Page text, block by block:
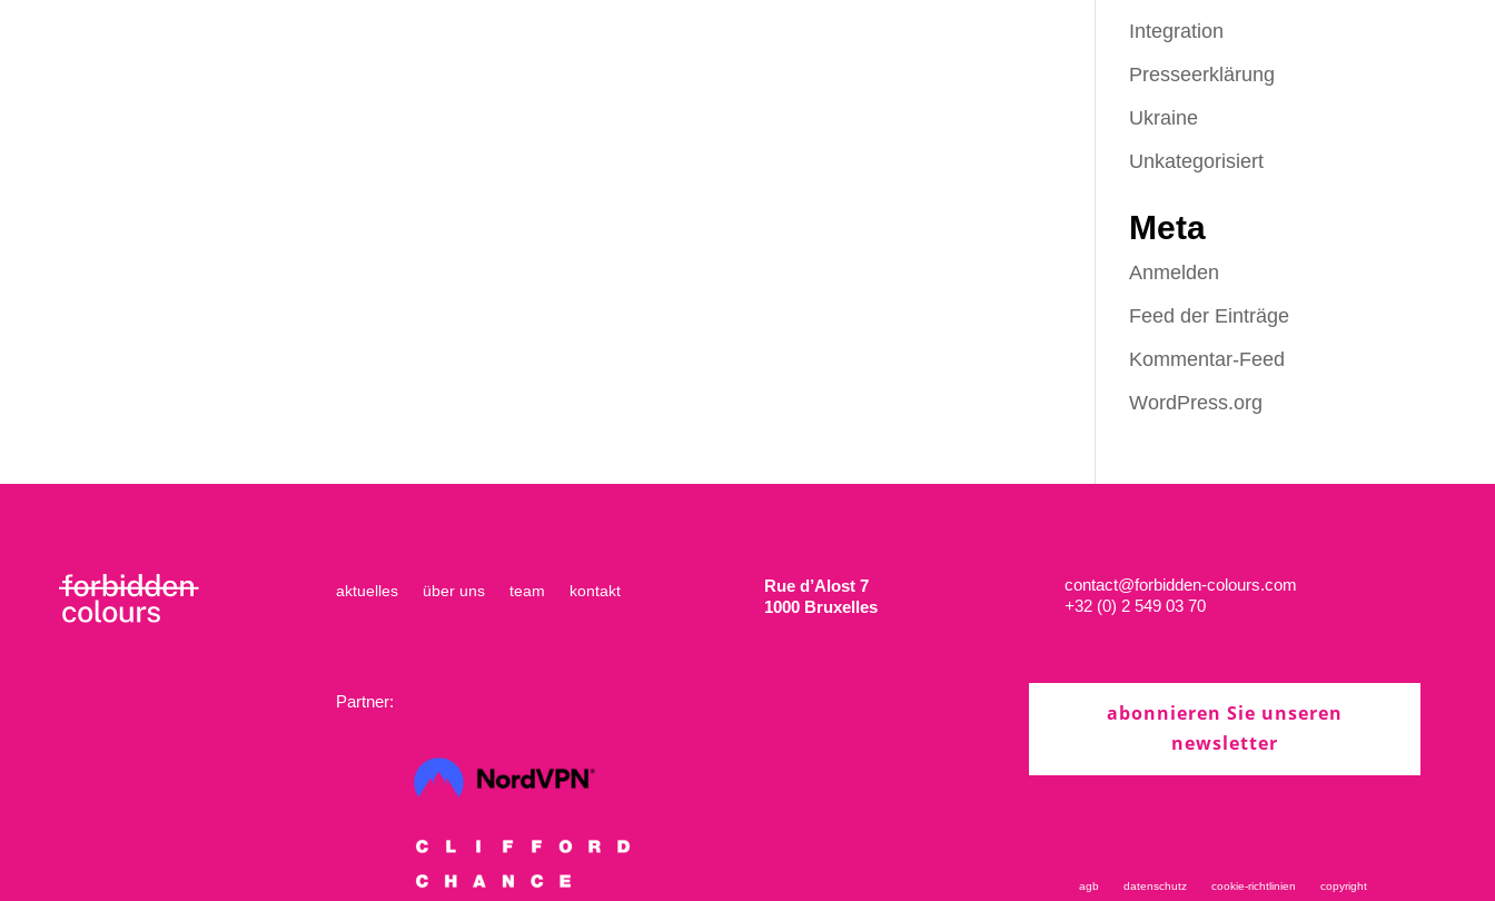
Integration
Presseerklärung
Ukraine
Unkategorisiert
Meta
Anmelden
Feed der Einträge
Kommentar-Feed
WordPress.org
aktuelles über uns team kontakt
Partner:
Rue d’Alost 7
1000 Bruxelles
contact@forbidden-colours.com
+32 (0) 2 549 03 70
abonnieren Sie unseren
newsletter
agb datenschutz cookie-richtlinien copyright